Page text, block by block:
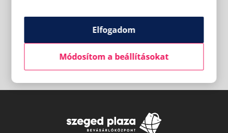
Elfogadom
Módosítom a beállításokat